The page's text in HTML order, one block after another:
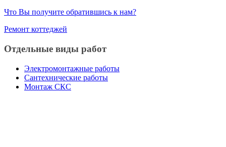
Что Вы получите обратившись к нам?
Ремонт коттеджей
Отдельные виды работ
Электромонтажные работы
Сантехнические работы
Монтаж СКС